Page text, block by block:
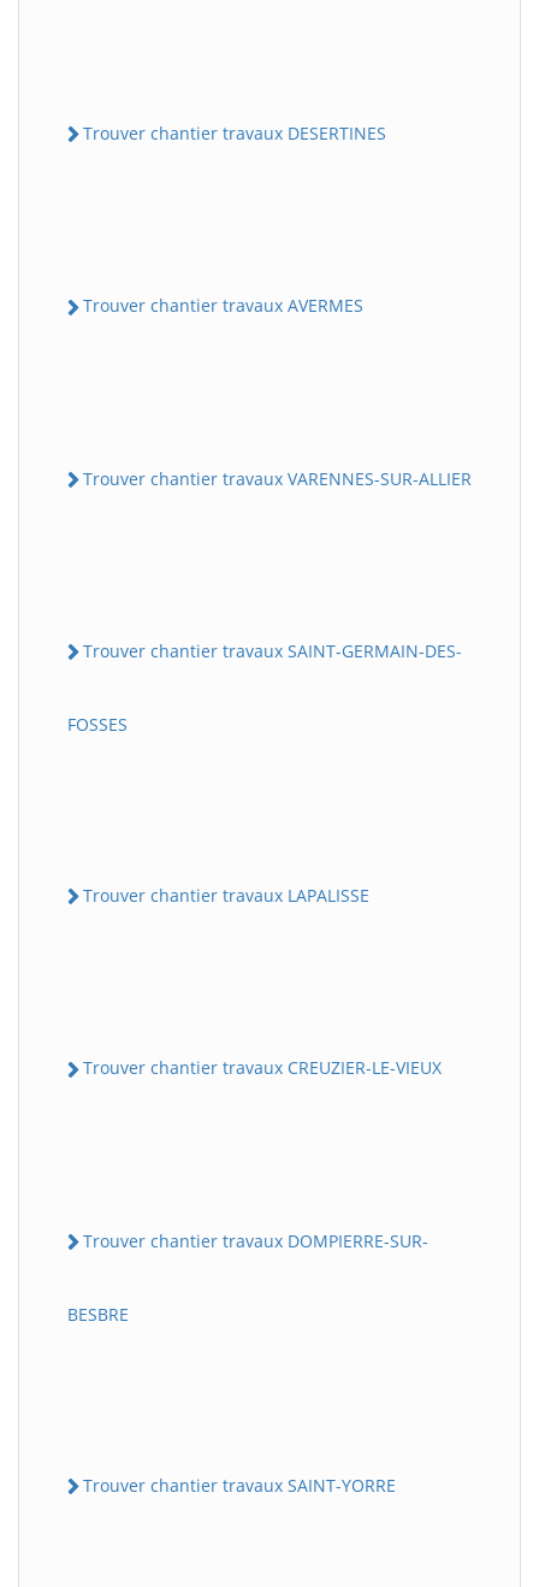
Trouver chantier travaux DESERTINES
Trouver chantier travaux AVERMES
Trouver chantier travaux VARENNES-SUR-ALLIER
Trouver chantier travaux SAINT-GERMAIN-DES-
FOSSES
Trouver chantier travaux LAPALISSE
Trouver chantier travaux CREUZIER-LE-VIEUX
Trouver chantier travaux DOMPIERRE-SUR-
BESBRE
Trouver chantier travaux SAINT-YORRE